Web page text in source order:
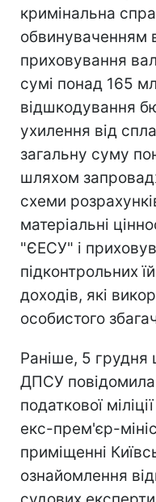
кримінальна
обвинуваченням в
приховування
сумі понад 165
відшкодування
ухилення від
загальну суму
шляхом
схеми
матеріальні
"ЄЕСУ" і
підконтрольних
доходів, які
особистого
Раніше, 5
ДПСУ
податкової
екс-прем'єр-
приміщенні
ознайомлення